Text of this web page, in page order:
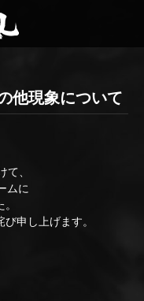
他現象について
、
ムに
申し上げます。